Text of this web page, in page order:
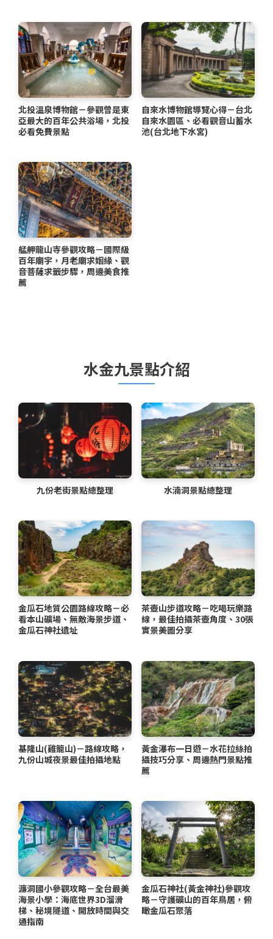
北投溫泉博物館－參觀曾是東
亞最大的百年公共浴場，北投
必看免費景點
自來水博物館導覽心得－台北
自來水園區、必看觀音山蓄水
池(台北地下水宮)
艋舺龍山寺參觀攻略－國際級
百年廟宇，月老廟求姻緣、觀
音菩薩求籤步驟，周邊美食推
薦
水金九景點介紹
九份老街景點總整理 水湳洞景點總整理
金瓜石地質公園路線攻略－必
看本山礦場、無敵海景步道、
金瓜石神社遺址
茶壺山步道攻略－吃喝玩樂路
線，最佳拍攝茶壺角度、30張
實景美圖分享
基隆山(雞籠山)－路線攻略，
九份山城夜景最佳拍攝地點
黃金瀑布一日遊－水花拉絲拍
攝技巧分享、周邊熱門景點推
薦
濂洞國小參觀攻略－全台最美
海景小學：海底世界3D溜滑
梯、秘境隧道、開放時間與交
通指南
金瓜石神社(黃金神社)參觀攻
略－守護礦山的百年鳥居，俯
瞰金瓜石聚落